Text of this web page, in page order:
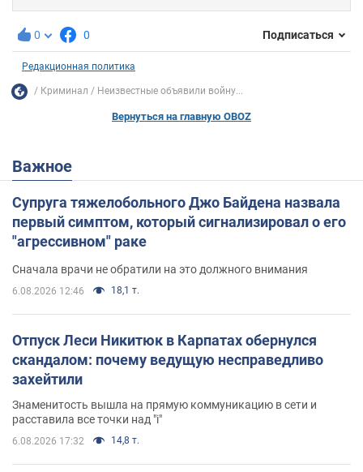
0 0 Подписаться
Редакционная политика
Криминал Неизвестные объявили войну...
Вернуться на главную OBOZ
Важное
Супруга тяжелобольного Джо Байдена назвала
первый симптом, который сигнализировал о его
"агрессивном" раке
Сначала врачи не обратили на это должного внимания
6.08.2026 12:46 18,1 т.
Отпуск Леси Никитюк в Карпатах обернулся
скандалом: почему ведущую несправедливо
захейтили
Знаменитость вышла на прямую коммуникацию в сети и
расставила все точки над "i"
6.08.2026 17:32 14,8 т.